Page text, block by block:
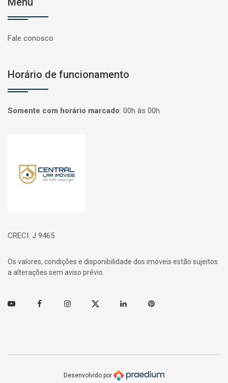
Fale conosco
Horário de funcionamento
Somente com horário marcado: 00h às 00h
CRECI: J 9465
Os valores, condições e disponibilidade dos imóveis estão sujeitos
a alterações sem aviso prévio.
Youtube FacebookInstagramTwitter Linkedin Pinterest
Desenvolvido por